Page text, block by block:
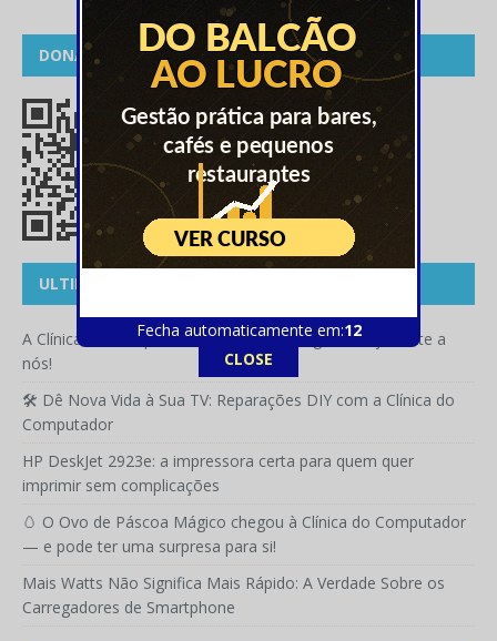
DONATIVOS
ULTIMOS ARTIGOS
A Clínica do Computador já está no Telegram — junta-te a
nós!
🛠️ Dê Nova Vida à Sua TV: Reparações DIY com a Clínica do
Computador
HP DeskJet 2923e: a impressora certa para quem quer
imprimir sem complicações
🥚 O Ovo de Páscoa Mágico chegou à Clínica do Computador
— e pode ter uma surpresa para si!
Mais Watts Não Significa Mais Rápido: A Verdade Sobre os
Carregadores de Smartphone
Fecha automaticamente em:12
CLOSE